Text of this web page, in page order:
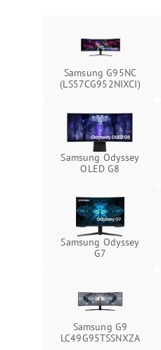
Неисправность системы
перенапряжения
защиты от замыкания
Повреждение системы
защиты от перегрузок
Неисправность системы
защиты от перегрева
Поломка системы защиты
от перенапряжения
Поломка системы защиты
от замыкания
Samsung G95NC
(LS57CG952NIXCI)
Samsung Odyssey
OLED G8
Samsung Odyssey
G7
Samsung G9
LC49G95TSSNXZA